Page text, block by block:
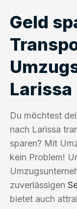
Geld
Larissa
Du möchtest
nach Larissa
sparen? Mit
kein Problem!
zuverlässigen
bietet auch